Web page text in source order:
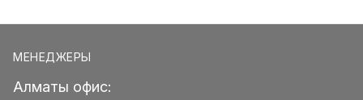
МЕНЕДЖЕРЫ
Алматы офис: